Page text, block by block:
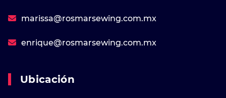
marissa@rosmarsewing.com.mx
enrique@rosmarsewing.com.mx
Ubicación